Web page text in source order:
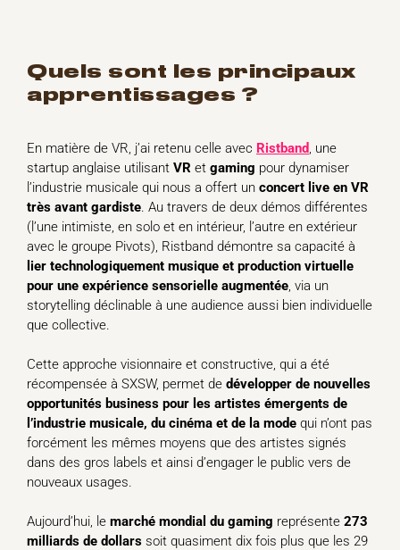
quels sont les principaux
apprentissages ?
En matière de VR, j’ai retenu celle avec Ristband, une
startup anglaise utilisant VR et gaming pour dynamiser
l’industrie musicale qui nous a offert un concert live en VR
très avant gardiste. Au travers de deux démos différentes
(l’une intimiste, en solo et en intérieur, l’autre en extérieur
avec le groupe Pivots), Ristband démontre sa capacité à
lier technologiquement musique et production virtuelle
pour une expérience sensorielle augmentée, via un
storytelling déclinable à une audience aussi bien individuelle
que collective.
Cette approche visionnaire et constructive, qui a été
récompensée à SXSW, permet de développer de nouvelles
opportunités business pour les artistes émergents de
l’industrie musicale, du cinéma et de la mode qui n’ont pas
forcément les mêmes moyens que des artistes signés
dans des gros labels et ainsi d’engager le public vers de
nouveaux usages.
Aujourd’hui, le marché mondial du gaming représente 273
milliards de dollars soit quasiment dix fois plus que les 29